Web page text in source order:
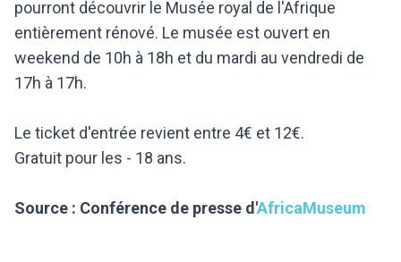
pourront découvrir le Musée royal de l'Afrique
entièrement rénové. Le musée est ouvert en
weekend de 10h à 18h et du mardi au vendredi de
17h à 17h.
Le ticket d'entrée revient entre 4€ et 12€.
Gratuit pour les - 18 ans.
Source : Conférence de presse d'AfricaMuseum